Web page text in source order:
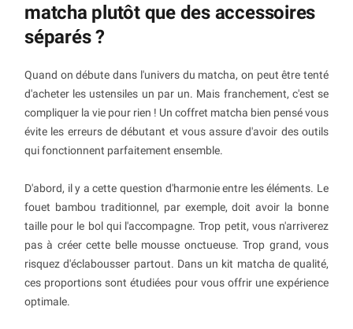
matcha plutôt que des accessoires
séparés ?
Quand on débute dans l'univers du matcha, on peut être tenté
d'acheter les ustensiles un par un. Mais franchement, c'est se
compliquer la vie pour rien ! Un coffret matcha bien pensé vous
évite les erreurs de débutant et vous assure d'avoir des outils
qui fonctionnent parfaitement ensemble.
D'abord, il y a cette question d'harmonie entre les éléments. Le
fouet bambou traditionnel, par exemple, doit avoir la bonne
taille pour le bol qui l'accompagne. Trop petit, vous n'arriverez
pas à créer cette belle mousse onctueuse. Trop grand, vous
risquez d'éclabousser partout. Dans un kit matcha de qualité,
ces proportions sont étudiées pour vous offrir une expérience
optimale.